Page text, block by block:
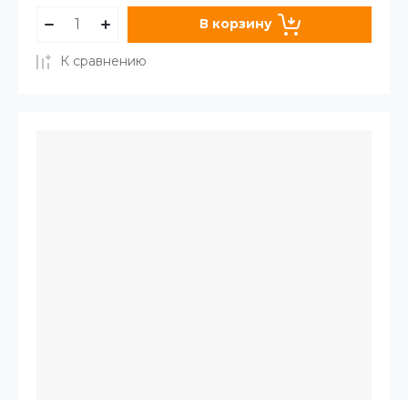
В корзину
К сравнению